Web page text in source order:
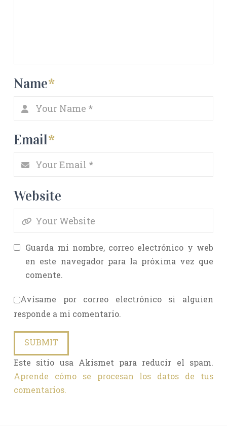
Name*
Email*
Website
Guarda mi nombre, correo electrónico y web
en este navegador para la próxima vez que
comente.
Avísame por correo electrónico si alguien
responde a mi comentario.
Este sitio usa Akismet para reducir el spam.
Aprende cómo se procesan los datos de tus
comentarios.